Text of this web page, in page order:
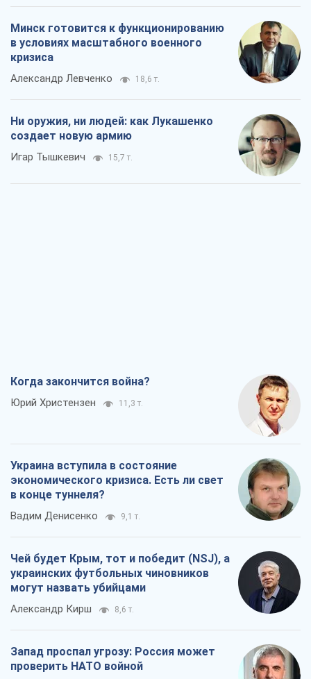
Минск готовится к функционированию
в условиях масштабного военного
кризиса
Александр Левченко 18,6 т.
Ни оружия, ни людей: как Лукашенко
создает новую армию
Игар Тышкевич 15,7 т.
Когда закончится война?
Юрий Христензен 11,3 т.
Украина вступила в состояние
экономического кризиса. Есть ли свет
в конце туннеля?
Вадим Денисенко 9,1 т.
Чей будет Крым, тот и победит (NSJ), а
украинских футбольных чиновников
могут назвать убийцами
Александр Кирш 8,6 т.
Запад проспал угрозу: Россия может
проверить НАТО войной